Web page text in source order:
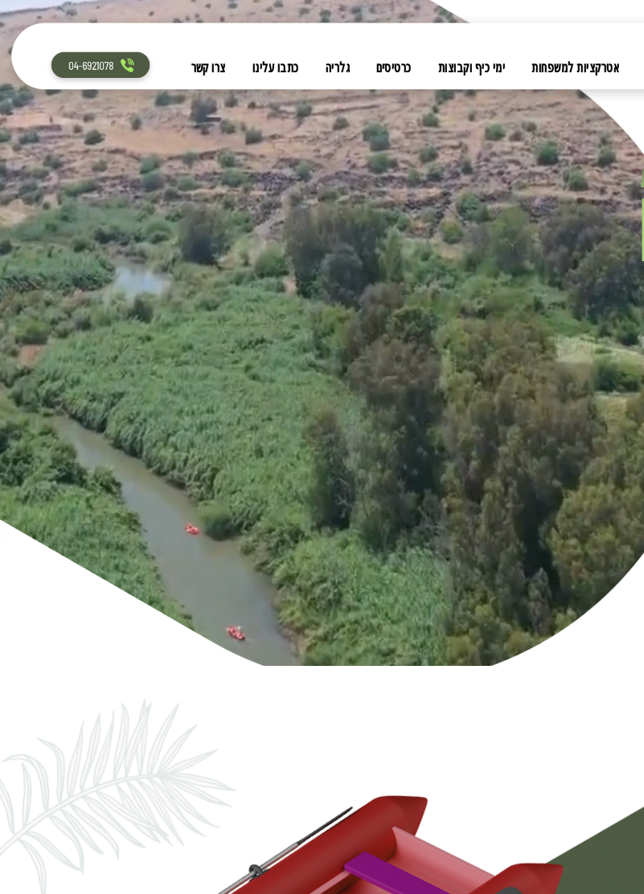
אטרקציות למשפחות ימי כיף וקבוצות כרטיסים גלריה כתבו עלינו צרו קשר